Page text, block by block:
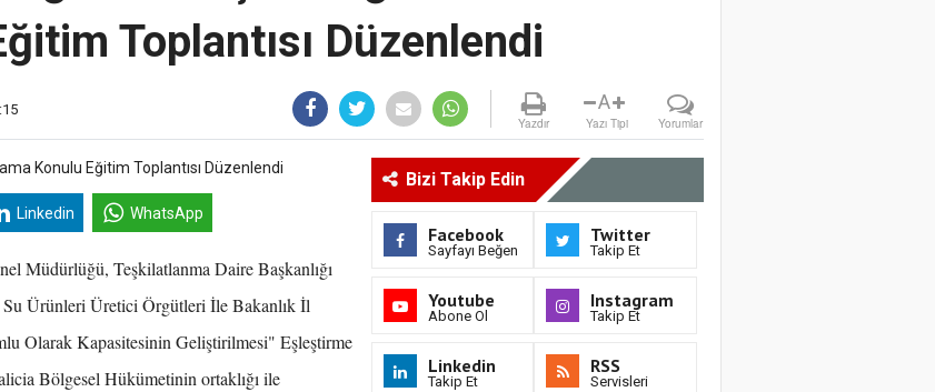
Toplantısı Düzenlendi
Yazdır
A
Yazı Tipi Yorumlar
Linkedin WhatsApp
Müdürlüğü, Teşkilatlanma Daire Başkanlığı
Ürünleri Üretici Örgütleri İle Bakanlık İl
Olarak Kapasitesinin Geliştirilmesi" Eşleştirme
Bölgesel Hükümetinin ortaklığı ile
Bizi Takip Edin
Facebook
Sayfayı Beğen
Twitter
Takip Et
Youtube
Abone Ol
Instagram
Takip Et
Linkedin
Takip Et
RSS
Servisleri